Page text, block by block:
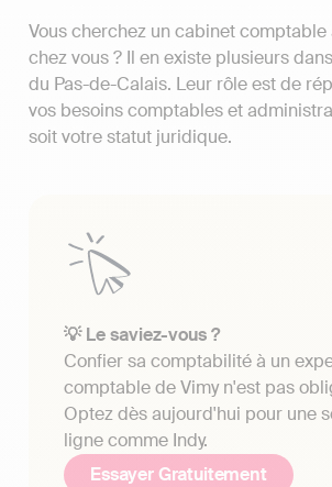
Vous cherchez un cabinet comptable
chez vous ? Il en existe plusieurs
du Pas-de-Calais. Leur rôle est de
vos besoins comptables et
soit votre statut juridique.
💡 Le saviez-vous ?
Confier sa comptabilité à un
comptable de Vimy n'est pas
Optez dès aujourd'hui pour une
ligne comme Indy.
Essayer Gratuitement